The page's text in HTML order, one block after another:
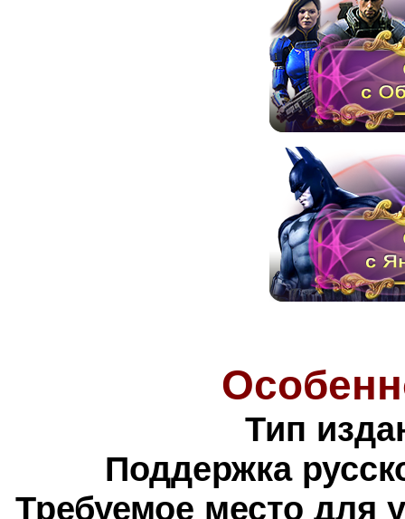
Тип
Поддержка
Требуемое место для